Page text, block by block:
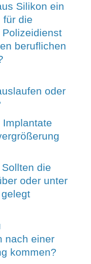
Silikon ein
für die
beruflichen
oder
Implantate
die
oder unter
nach einer
kommen?